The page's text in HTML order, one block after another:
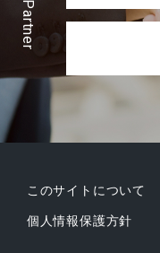
このサイトについて
個人情報保護方針